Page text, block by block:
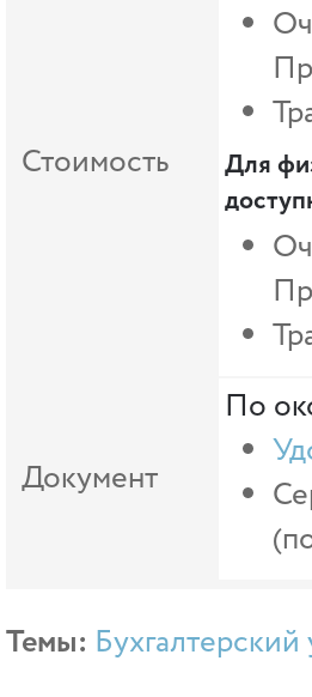
Стоимость
Для
Документ
По
Темы: Бухгалтерский